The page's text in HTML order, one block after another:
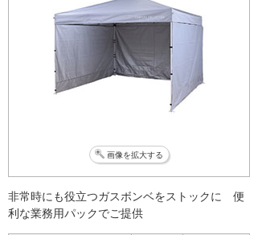
画像を拡大する
非常時にも役立つガスボンベをストックに 便
利な業務用パックでご提供